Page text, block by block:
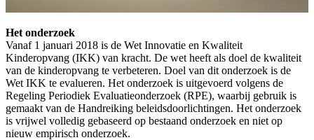
Het onderzoek
Vanaf 1 januari 2018 is de Wet Innovatie en Kwaliteit
Kinderopvang (IKK) van kracht. De wet heeft als doel de kwaliteit
van de kinderopvang te verbeteren. Doel van dit onderzoek is de
Wet IKK te evalueren. Het onderzoek is uitgevoerd volgens de
Regeling Periodiek Evaluatieonderzoek (RPE), waarbij gebruik is
gemaakt van de Handreiking beleidsdoorlichtingen. Het onderzoek
is vrijwel volledig gebaseerd op bestaand onderzoek en niet op
nieuw empirisch onderzoek.